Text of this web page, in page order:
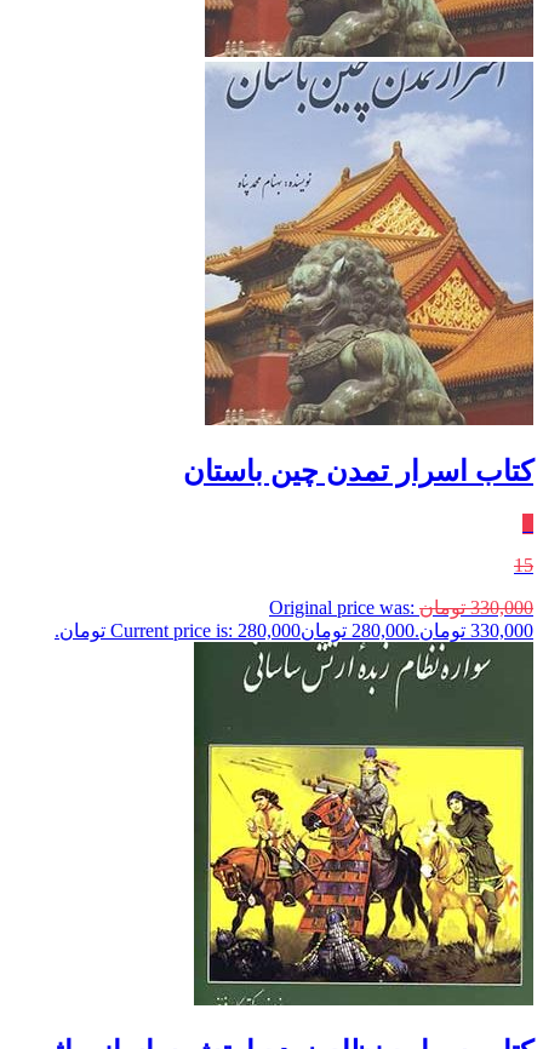
کتاب اسرار تمدن چین باستان
15
330,000 تومان Original price was:
330,000 تومان.
280,000 تومانCurrent price is: 280,000 تومان.